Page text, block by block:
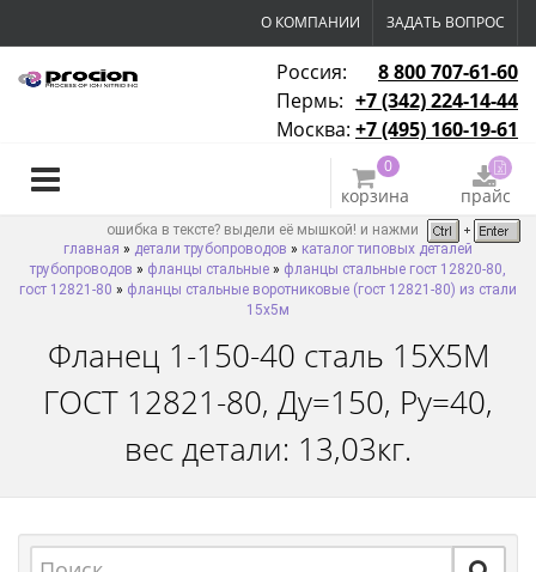
О КОМПАНИИ ЗАДАТЬ ВОПРОС
Россия:
8 800 707-61-60
Пермь: +7 (342) 224-14-44
Москва: +7 (495) 160-19-61
0
корзина прайс
ошибка в тексте? выдели её мышкой! и нажми
главная » детали трубопроводов » каталог типовых деталей
трубопроводов » фланцы стальные » фланцы стальные гост 12820-80,
гост 12821-80 » фланцы стальные воротниковые (гост 12821-80) из стали
15х5м
Фланец 1-150-40 сталь 15Х5М
ГОСТ 12821-80, Ду=150, Ру=40,
вес детали: 13,03кг.